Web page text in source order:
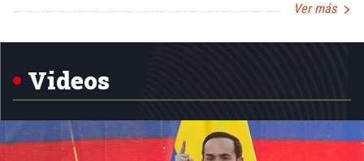
Ver más
1
Videos